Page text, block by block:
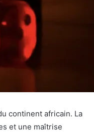
continent africain. La
et une maîtrise